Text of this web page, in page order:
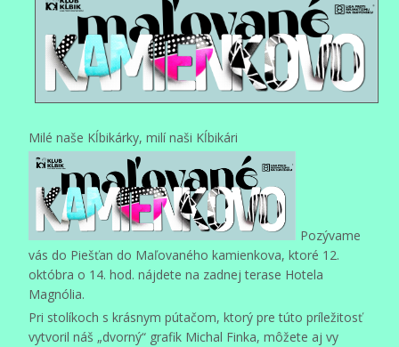
Milé naše Kĺbikárky, milí naši Kĺbikári
Pozývame
vás do Piešťan do Maľovaného kamienkova, ktoré 12.
októbra o 14. hod. nájdete na zadnej terase Hotela
Magnólia.
Pri stolíkoch s krásnym pútačom, ktorý pre túto príležitosť
vytvoril náš „dvorný“ grafik Michal Finka, môžete aj vy